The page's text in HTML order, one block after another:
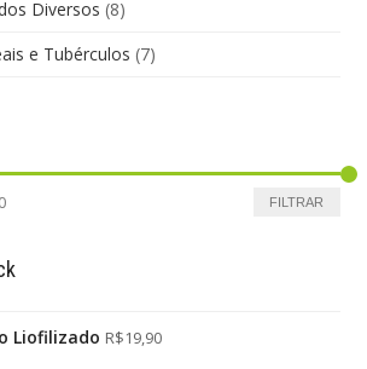
Diversos (8)
e Tubérculos (7)
FILTRAR
Liofilizado R$19,90